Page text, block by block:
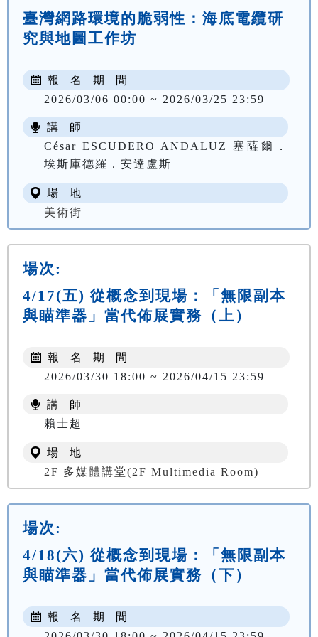
臺灣網路環境的脆弱性：海底電纜研
究與地圖工作坊
報 名 期 間
2026/03/06 00:00 ~ 2026/03/25 23:59
講 師
César ESCUDERO ANDALUZ 塞薩爾．
埃斯庫德羅．安達盧斯
場 地
美術街
場次:
4/17(五) 從概念到現場：「無限副本
與瞄準器」當代佈展實務（上）
報 名 期 間
2026/03/30 18:00 ~ 2026/04/15 23:59
講 師
賴士超
場 地
2F 多媒體講堂(2F Multimedia Room)
場次:
4/18(六) 從概念到現場：「無限副本
與瞄準器」當代佈展實務（下）
報 名 期 間